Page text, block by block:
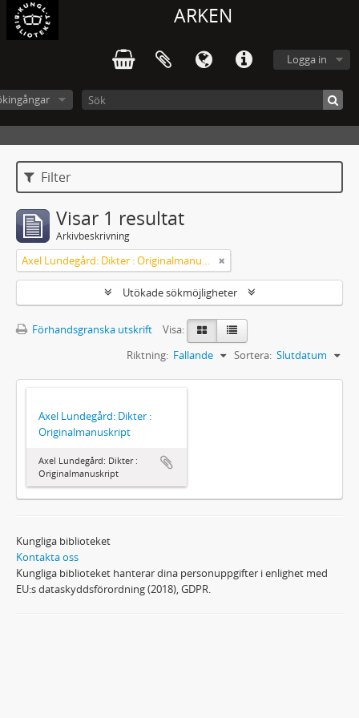
ARKEN
Logga in
Filter
Visar 1 resultat
Arkivbeskrivning
Axel Lundegård: Dikter : Originalmanuskript
Utökade sökmöjligheter
Förhandsgranska utskrift
Visa:
Sortera: Slutdatum
Riktning: Fallande
Axel Lundegård: Dikter :
Originalmanuskript
Axel Lundegård: Dikter :
Originalmanuskript
Kungliga biblioteket
Kontakta oss
Kungliga biblioteket hanterar dina personuppgifter i enlighet med
EU:s dataskyddsförordning (2018), GDPR.